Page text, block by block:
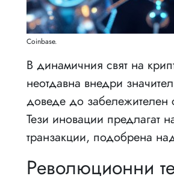
Coinbase.
В динамичния свят на
неотдавна внедри
доведе до забележителен
Тези иновации предлагат
транзакции, подобрена
Революционни